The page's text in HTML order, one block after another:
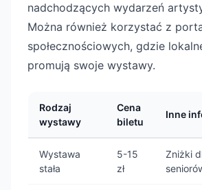
nadchodzących wydarzeń
Można również korzystać z
społecznościowych, gdzie
promują swoje wystawy.
Rodzaj
wystawy
Cena
biletu
Inne
Wystawa
stała
5-15
zł
Zniżki